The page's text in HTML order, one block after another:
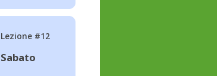
Lezione #12
Sabato